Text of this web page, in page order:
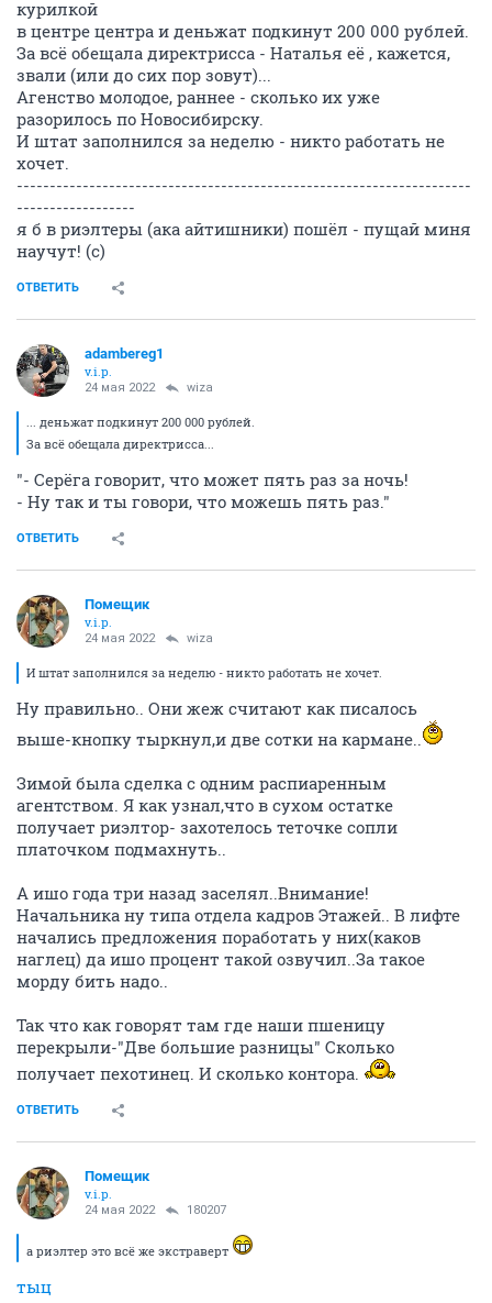
курилкой
в центре центра и деньжат подкинут 200 000 рублей.
За всё обещала директрисса - Наталья её , кажется,
звали (или до сих пор зовут)...
Агенство молодое, раннее - сколько их уже
разорилось по Новосибирску.
И штат заполнился за неделю - никто работать не
хочет.
---------------------------------------------------------------------
------------------
я б в риэлтеры (ака айтишники) пошёл - пущай миня
научут! (с)
ОТВЕТИТЬ
adambereg1
v.i.p.
24 мая 2022 wiza
... деньжат подкинут 200 000 рублей.
За всё обещала директрисса...
"- Серёга говорит, что может пять раз за ночь!
- Ну так и ты говори, что можешь пять раз."
ОТВЕТИТЬ
Помещик
v.i.p.
24 мая 2022 wiza
И штат заполнился за неделю - никто работать не хочет.
Ну правильно.. Они жеж считают как писалось
выше-кнопку тыркнул,и две сотки на кармане..
Зимой была сделка с одним распиаренным
агентством. Я как узнал,что в сухом остатке
получает риэлтор- захотелось теточке сопли
платочком подмахнуть..
А ишо года три назад заселял..Внимание!
Начальника ну типа отдела кадров Этажей.. В лифте
начались предложения поработать у них(каков
наглец) да ишо процент такой озвучил..За такое
морду бить надо..
Так что как говорят там где наши пшеницу
перекрыли-"Две большие разницы" Сколько
получает пехотинец. И сколько контора.
ОТВЕТИТЬ
Помещик
v.i.p.
24 мая 2022 180207
а риэлтер это всё же экстраверт
тыц